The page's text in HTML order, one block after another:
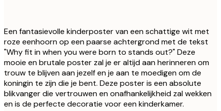
Een fantasievolle kinderposter van een schattige wit met
roze eenhoorn op een paarse achtergrond met de tekst
"Why fit in when you were born to stands out?" Deze
mooie en brutale poster zal je er altijd aan herinneren om
trouw te blijven aan jezelf en je aan te moedigen om de
koningin te zijn die je bent. Deze poster is een absolute
blikvanger die vertrouwen en onafhankelijkheid zal wekken
en is de perfecte decoratie voor een kinderkamer.